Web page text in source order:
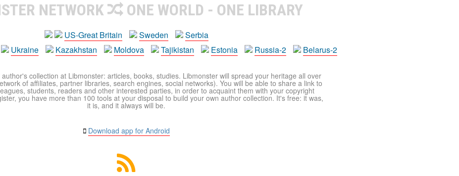
NETWORK ONE WORLD - ONE LIBRARY
US-Great Britain Sweden
Serbia
Ukraine Kazakhstan Moldova Tajikistan Estonia Russia-2 Belarus-2
collection at Libmonster: articles, books, studies. Libmonster will spread your heritage all over
of affiliates, partner libraries, search engines, social networks). You will be able to share a link to
students, readers and other interested parties, in order to acquaint them with your copyright
you have more than 100 tools at your disposal to build your own author collection. It's free: it was,
it is, and it always will be.
Download app for Android